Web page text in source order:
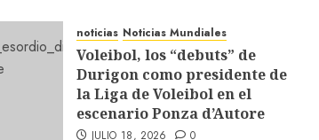
noticias Noticias Mundiales
Voleibol, los “debuts” de
Durigon como presidente de
la Liga de Voleibol en el
escenario Ponza d’Autore
JULIO 18, 2026 0